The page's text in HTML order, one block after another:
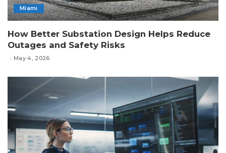
Miami
How Better Substation Design Helps Reduce
Outages and Safety Risks
May 4, 2026